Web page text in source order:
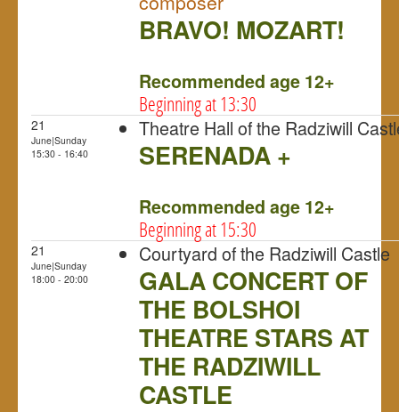
BRAVO! MOZART!
Recommended age 12+
Beginning at 13:30
21
June|Sunday
15:30 - 16:40
Theatre Hall of the Radziwill
SERENADA +
Recommended age 12+
Beginning at 15:30
21
June|Sunday
18:00 - 20:00
Courtyard of the Radziwill Castle
GALA CONCERT OF
THE BOLSHOI
THEATRE STARS AT
THE RADZIWILL
CASTLE